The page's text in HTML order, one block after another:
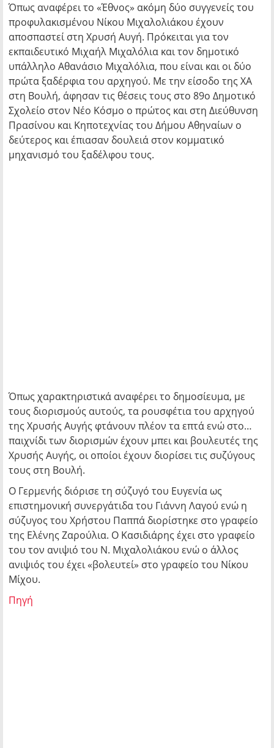
Όπως αναφέρει το «Έθνος» ακόμη δύο συγγενείς του
προφυλακισμένου Νίκου Μιχαλολιάκου έχουν
αποσπαστεί στη Χρυσή Αυγή. Πρόκειται για τον
εκπαιδευτικό Μιχαήλ Μιχαλόλια και τον δημοτικό
υπάλληλο Αθανάσιο Μιχαλόλια, που είναι και οι δύο
πρώτα ξαδέρφια του αρχηγού. Με την είσοδο της ΧΑ
στη Βουλή, άφησαν τις θέσεις τους στο 89ο Δημοτικό
Σχολείο στον Νέο Κόσμο ο πρώτος και στη Διεύθυνση
Πρασίνου και Κηποτεχνίας του Δήμου Αθηναίων ο
δεύτερος και έπιασαν δουλειά στον κομματικό
μηχανισμό του ξαδέλφου τους.
Όπως χαρακτηριστικά αναφέρει το δημοσίευμα, με
τους διορισμούς αυτούς, τα ρουσφέτια του αρχηγού
της Χρυσής Αυγής φτάνουν πλέον τα επτά ενώ στο…
παιχνίδι των διορισμών έχουν μπει και βουλευτές της
Χρυσής Αυγής, οι οποίοι έχουν διορίσει τις συζύγους
τους στη Βουλή.
Ο Γερμενής διόρισε τη σύζυγό του Ευγενία ως
επιστημονική συνεργάτιδα του Γιάννη Λαγού ενώ η
σύζυγος του Χρήστου Παππά διορίστηκε στο γραφείο
της Ελένης Ζαρούλια. Ο Κασιδιάρης έχει στο γραφείο
του τον ανιψιό του Ν. Μιχαλολιάκου ενώ ο άλλος
ανιψιός του έχει «βολευτεί» στο γραφείο του Νίκου
Μίχου.
Πηγή